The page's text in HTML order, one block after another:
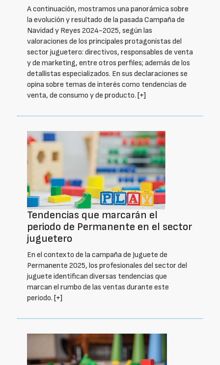
A continuación, mostramos una panorámica sobre
la evolución y resultado de la pasada Campaña de
Navidad y Reyes 2024-2025, según las
valoraciones de los principales protagonistas del
sector juguetero: directivos, responsables de venta
y de marketing, entre otros perfiles; además de los
detallistas especializados. En sus declaraciones se
opina sobre temas de interés como tendencias de
venta, de consumo y de producto. [+]
Tendencias que marcarán el
periodo de Permanente en el sector
juguetero
En el contexto de la campaña de Juguete de
Permanente 2025, los profesionales del sector del
juguete identifican diversas tendencias que
marcan el rumbo de las ventas durante este
periodo. [+]